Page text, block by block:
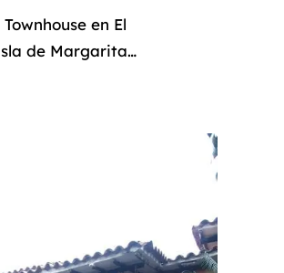
en El
de Margarita
ubicado en El